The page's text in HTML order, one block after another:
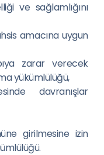
ve sağlamlığını
amacına uygun
zarar verecek
yükümlülüğü,
davranışlar
girilmesine izin